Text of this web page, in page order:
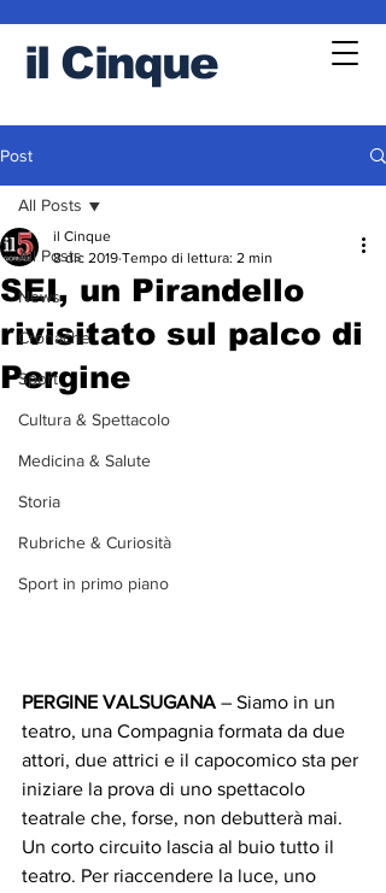
il Cinque
Post
All Posts
News
Cronache
Sport
Cultura & Spettacolo
Medicina & Salute
Storia
Rubriche & Curiosità
Sport in primo piano
All Posts
SEI, un Pirandello
rivisitato sul palco di
Pergine
il Cinque
8 dic 2019 Tempo di lettura: 2 min
PERGINE VALSUGANA – Siamo in un
teatro, una Compagnia formata da due
attori, due attrici e il capocomico sta per
iniziare la prova di uno spettacolo
teatrale che, forse, non debutterà mai.
Un corto circuito lascia al buio tutto il
teatro. Per riaccendere la luce, uno